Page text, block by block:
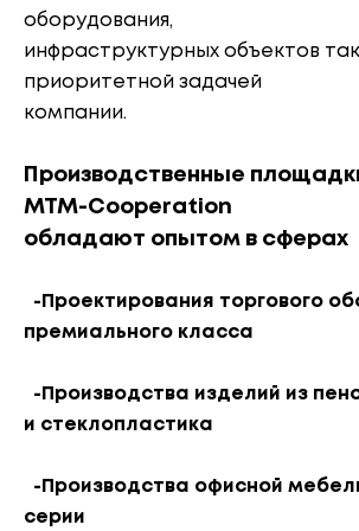
оборудования,
инфраструктурных объектов
приоритетной задачей
компании.
Производственные
МТМ-Cooperation
обладают опытом в сферах
-Проектирования торгового
премиального класса
-Производства изделий из
и стеклопластика
-Производства офисной
серии